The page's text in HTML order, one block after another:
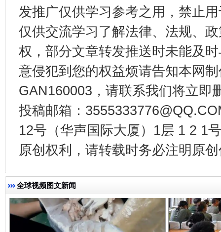
发推广仅供学习参考之用，禁止
仅供交流学习了解法律、法规、
权，部分文章转发推送时未能及
意侵犯到您的权益烦请告知本网
GAN160003，请联系我们将立即
投稿邮箱：
12号（华声国际大厦）1层 1 2 1
原创权利，请转载时务必注明原
全球视频图文新闻
完善运行机制助力责任有效落实 一纸欠
东山县通报“牛蛙产品抗生素超标问题”